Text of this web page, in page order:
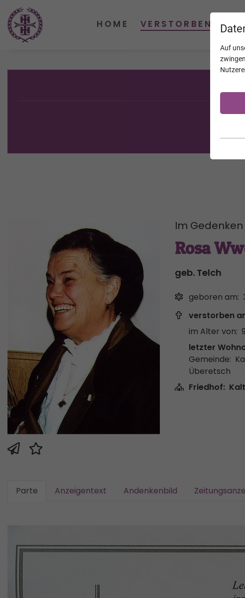
Im Gedenken
Rosa
geb. Telch
geboren am:
verstorben
im Alter von:
letzter
Gemeinde:
Überetsch
Friedhof:
Parte Anzeigentext Andenkenbild
Auf
HOME VERSTORBENE